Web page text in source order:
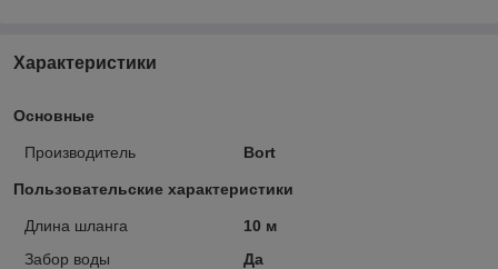
Характеристики
Основные
Производитель Bort
Пользовательские характеристики
Длина шланга
10 м
Забор воды
Да